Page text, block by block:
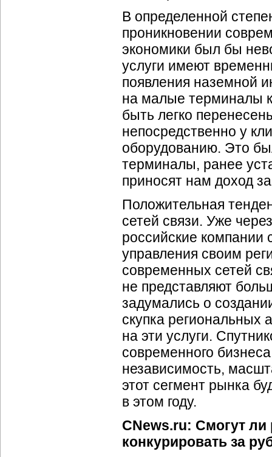
В определенной
проникновении
экономики был бы
услуги имеют
появления наземной
на малые терминалы
быть легко
непосредственно у
оборудованию. Это
терминалы, ранее
приносят нам доход
Положительная
сетей связи. Уже
российские компании
управления своим
современных сетей
не представляют
задумались о
скупка региональных
на эти услуги.
современного
независимость,
этот сегмент рынка
в этом году.
CNews.ru: Смогут ли
конкурировать за